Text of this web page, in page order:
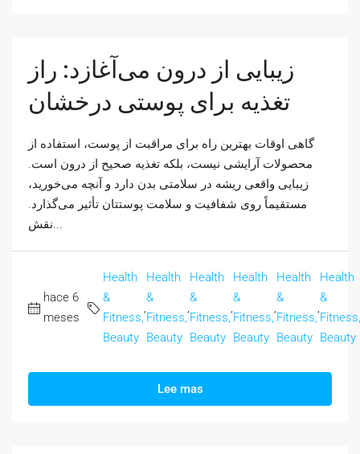
زیبایی از درون می‌آغازد: راز
تغذیه برای پوستی درخشان
گاهی اوقات بهترین راه برای مراقبت از پوست، استفاده از
محصولات آرایشی نیست، بلکه تغذیه صحیح از درون است.
زیبایی واقعی ریشه در سلامتی بدن دارد و آنچه می‌خورید،
مستقیماً روی شفافیت و سلامت پوستتان تأثیر می‌گذارد.
نقش...
hace 6
meses
Health
&
Fitness,
Beauty
Health
&
Fitness,
Beauty
Health
&
Fitness,
Beauty
Health
&
Fitness,
Beauty
Health
&
Fitness,
Beauty
Health
&
Fitness,
Beauty
Lee mas